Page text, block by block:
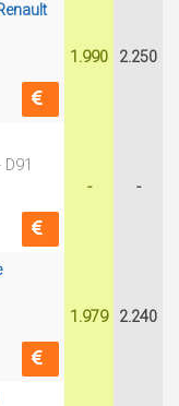
1.990 2.250
- -
1.979 2.240